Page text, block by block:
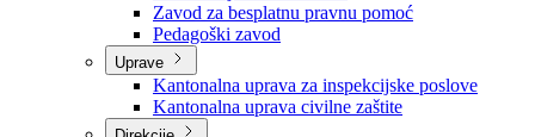
Zavodi
Zavod zdravstvenog osiguranja
Zavod za javno zdravstvo
Zavod za besplatnu pravnu pomoć
Pedagoški zavod
Uprave